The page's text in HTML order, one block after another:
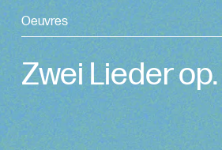
Oeuvres
Zwei Lieder